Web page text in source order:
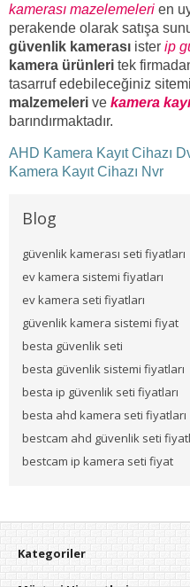
kamerası mazelemeleri en
perakende olarak satışa
güvenlik kamerası ister ip
kamera ürünleri tek
tasarruf edebileceğiniz
malzemeleri ve kamera
barındırmaktadır.
AHD Kamera Kayıt Cihazı
Kamera Kayıt Cihazı Nvr
Blog
güvenlik kamerası seti fiyatları
ev kamera sistemi fiyatları
ev kamera seti fiyatları
güvenlik kamera sistemi fiyat
besta güvenlik seti
besta güvenlik sistemi fiyatları
besta ip güvenlik seti fiyatları
besta ahd kamera seti fiyatları
bestcam ahd güvenlik seti
bestcam ip kamera seti fiyat
Kategoriler